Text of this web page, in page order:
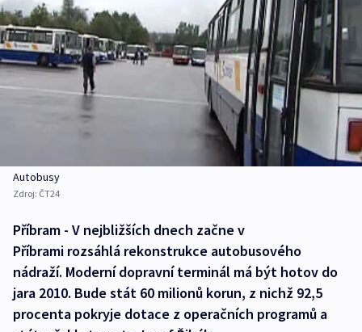
Autobusy
Zdroj: ČT24
Příbram - V nejbližších dnech začne v
Příbrami rozsáhlá rekonstrukce autobusového
nádraží. Moderní dopravní terminál má být hotov do
jara 2010. Bude stát 60 milionů korun, z nichž 92,5
procenta pokryje dotace z operačních programů a